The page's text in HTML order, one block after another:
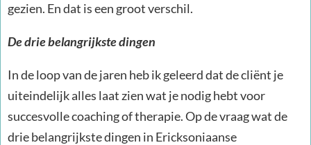
gezien. En dat is een groot verschil.
De drie belangrijkste dingen
In de loop van de jaren heb ik geleerd dat de cliënt je
uiteindelijk alles laat zien wat je nodig hebt voor
succesvolle coaching of therapie. Op de vraag wat de
drie belangrijkste dingen in Ericksoniaanse